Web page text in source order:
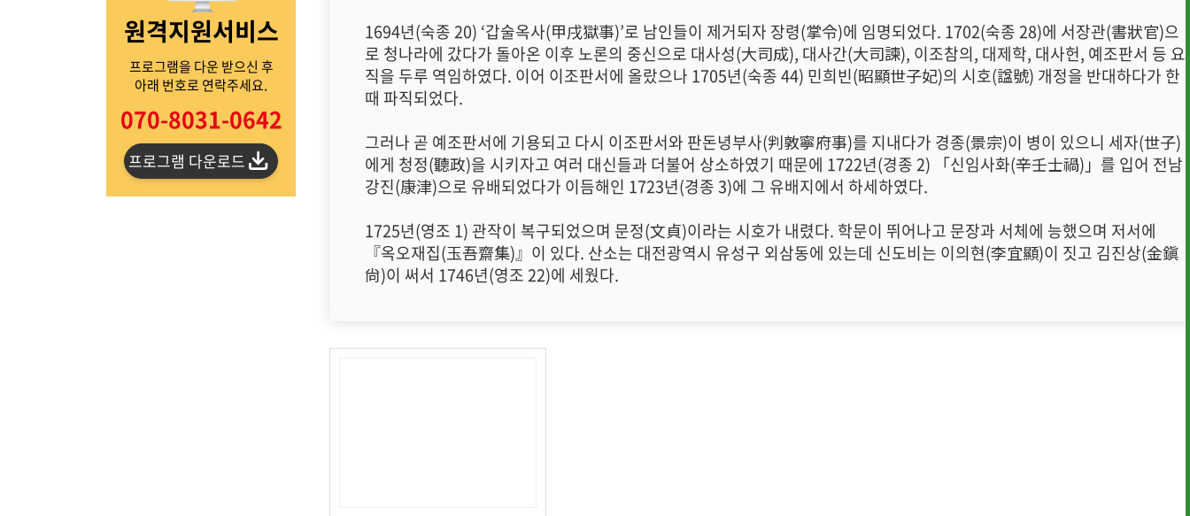
은진송씨의 전달 사항을
· 묻고답하기 · 개인정보처리방침
원격지원서비스
프로그램을 다운 받으신 후
아래 번호로 연락주세요.
070-8031-0642
프로그램 다운로드
1694년(숙종 20) ‘갑술옥사(甲戌獄事)’로 남인들이 제거되자 장령(掌令)에 임명되었다. 1702(숙종 28)에 서장관(書狀官)으
로 청나라에 갔다가 돌아온 이후 노론의 중신으로 대사성(大司成), 대사간(大司諫), 이조참의, 대제학, 대사헌, 예조판서 등 요
직을 두루 역임하였다. 이어 이조판서에 올랐으나 1705년(숙종 44) 민희빈(昭顯世子妃)의 시호(諡號) 개정을 반대하다가 한
때 파직되었다.
그러나 곧 예조판서에 기용되고 다시 이조판서와 판돈녕부사(判敦寧府事)를 지내다가 경종(景宗)이 병이 있으니 세자(世子)
에게 청정(聽政)을 시키자고 여러 대신들과 더불어 상소하였기 때문에 1722년(경종 2) 「신임사화(辛壬士禍)」를 입어 전남
강진(康津)으로 유배되었다가 이듬해인 1723년(경종 3)에 그 유배지에서 하세하였다.
1725년(영조 1) 관작이 복구되었으며 문정(文貞)이라는 시호가 내렸다. 학문이 뛰어나고 문장과 서체에 능했으며 저서에
『옥오재집(玉吾齋集)』이 있다. 산소는 대전광역시 유성구 외삼동에 있는데 신도비는 이의현(李宜顯)이 짓고 김진상(金鎭
尙)이 써서 1746년(영조 22)에 세웠다.